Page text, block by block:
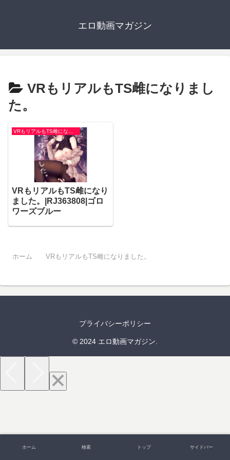
エロ動画マガジン
VRもリアルもTS雌になりまし
た。
VRもリアルもTS雌になりました。
VRもリアルもTS雌になり
ました。|RJ363808|ゴロ
ワーズブルー
ホーム VRもリアルもTS雌になりました。
プライバシーポリシー
© 2024 エロ動画マガジン.
ホーム 検索 トップ サイドバー